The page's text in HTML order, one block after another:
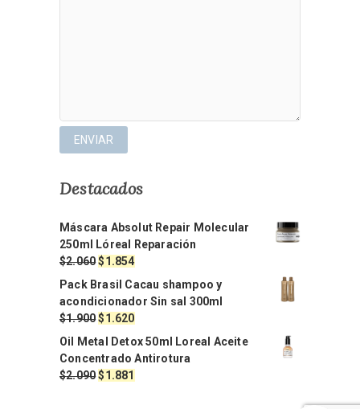
Destacados
Máscara Absolut Repair Molecular
250ml Lóreal Reparación
$2.060El
precio
original
era:
$2.060.
$1.854El
actual
es:
$1.854.
Pack Brasil Cacau shampoo y
acondicionador Sin sal 300ml
$1.900El
precio
original
era:
$1.900.
$1.620El
precio
actual
es:
$1.620.
Oil Metal Detox 50ml Loreal Aceite
Concentrado Antirotura
$2.090El
$1.881